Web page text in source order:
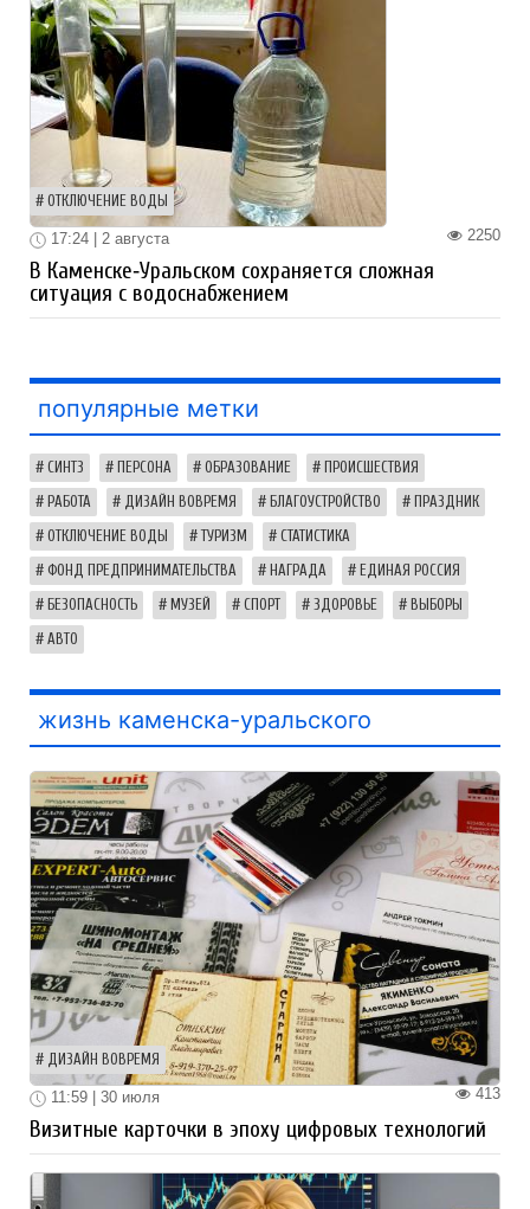
ОТКЛЮЧЕНИЕ ВОДЫ
2250
17:24 | 2 августа
В Каменске‑Уральском сохраняется сложная
ситуация с водоснабжением
популярные метки
СИНТЗ ПЕРСОНА ОБРАЗОВАНИЕ ПРОИСШЕСТВИЯ
РАБОТА ДИЗАЙН ВОВРЕМЯ БЛАГОУСТРОЙСТВО ПРАЗДНИК
ОТКЛЮЧЕНИЕ ВОДЫ ТУРИЗМ СТАТИСТИКА
ФОНД ПРЕДПРИНИМАТЕЛЬСТВА НАГРАДА ЕДИНАЯ РОССИЯ
БЕЗОПАСНОСТЬ МУЗЕЙ СПОРТ ЗДОРОВЬЕ ВЫБОРЫ
АВТО
жизнь каменска-уральского
ДИЗАЙН ВОВРЕМЯ
413
11:59 | 30 июля
Визитные карточки в эпоху цифровых технологий